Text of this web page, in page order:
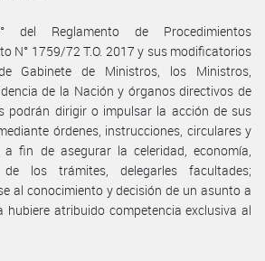
Reglamento de Procedimientos
N° 1759/72 T.O. 2017 y sus modificatorios
Gabinete de Ministros, los Ministros,
de la Nación y órganos directivos de
podrán dirigir o impulsar la acción de sus
órdenes, instrucciones, circulares y
a fin de asegurar la celeridad, economía,
los trámites, delegarles facultades;
al conocimiento y decisión de un asunto a
hubiere atribuido competencia exclusiva al